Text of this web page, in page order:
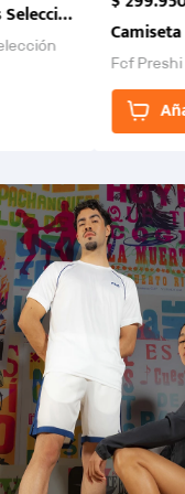
Colombia FCF
Fcf